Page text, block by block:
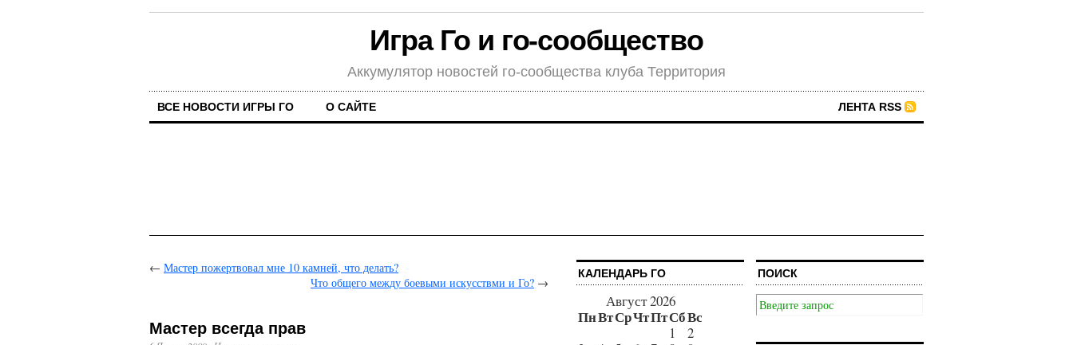
Игра Го и го-сообщество
Аккумулятор новостей го-сообщества клуба Территория
ВСЕ НОВОСТИ ИГРЫ ГО О САЙТЕ ЛЕНТА RSS
← Мастер пожертвовал мне 10 камней, что делать?
Что общего между боевыми искусствми и Го? →
Мастер всегда прав
КАЛЕНДАРЬ ГО
Август 2026
ПнВтСрЧтПтСбВс
1
2
ПОИСК